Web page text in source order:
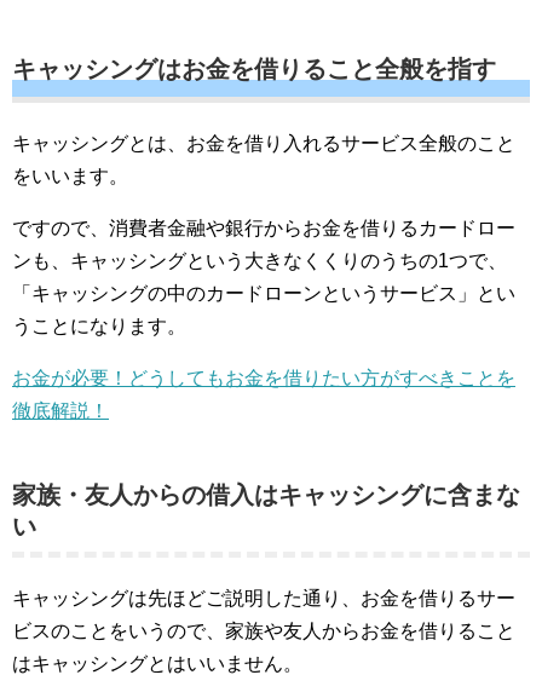
キャッシングはお金を借りること全般を指す
キャッシングとは、お金を借り入れるサービス全般のこと
をいいます。
ですので、消費者金融や銀行からお金を借りるカードロー
ンも、キャッシングという大きなくくりのうちの1つで、
「キャッシングの中のカードローンというサービス」とい
うことになります。
お金が必要！どうしてもお金を借りたい方がすべきことを
徹底解説！
家族・友人からの借入はキャッシングに含まな
い
キャッシングは先ほどご説明した通り、お金を借りるサー
ビスのことをいうので、家族や友人からお金を借りること
はキャッシングとはいいません。